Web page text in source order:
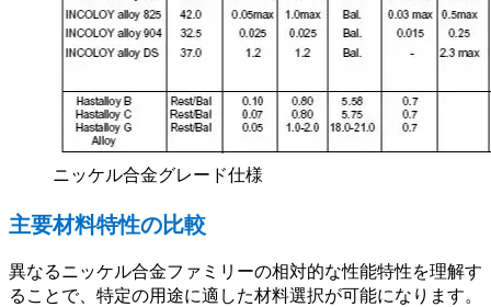
ニッケル合金グレード仕様
主要材料特性の比較
異なるニッケル合金ファミリーの相対的な性能特性を理解す
ることで、特定の用途に適した材料選択が可能になります。